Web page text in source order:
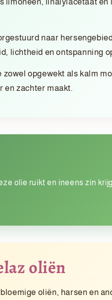
naar
lichtheid en ontspanning
opgewekt als kalm
en zachter maakt.
olie ruikt en ineens zin
oliën
oliën, harsen en